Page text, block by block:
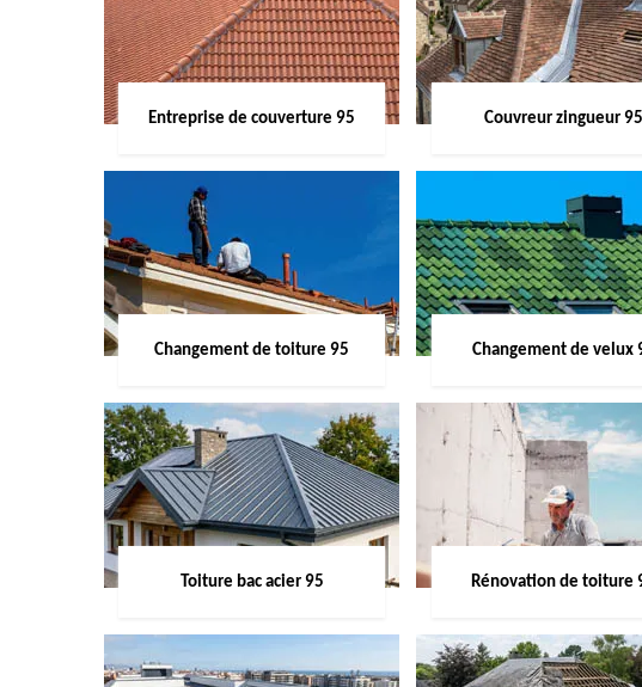
Entreprise de couverture 95 Couvreur zingueur 95
Changement de toiture 95 Changement de velux
Toiture bac acier 95 Rénovation de toiture